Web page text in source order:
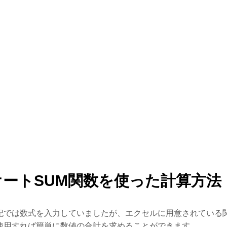
トSUM関数を使った計算方法
では数式を入力していましたが、エクセルに用意されている